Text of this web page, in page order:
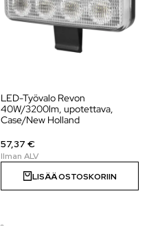
LED-Työvalo Revon
40W/3200lm, upotettava,
Case/New Holland
57,37 €
LISÄÄ OSTOSKORIIN